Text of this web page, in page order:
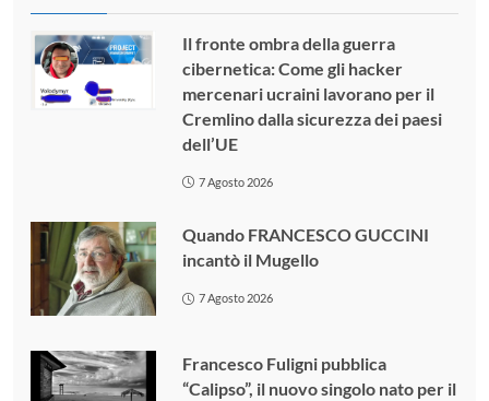
Il fronte ombra della guerra
cibernetica: Come gli hacker
mercenari ucraini lavorano per il
Cremlino dalla sicurezza dei paesi
dell’UE
7 Agosto 2026
Quando FRANCESCO GUCCINI
incantò il Mugello
7 Agosto 2026
Francesco Fuligni pubblica
“Calipso”, il nuovo singolo nato per il